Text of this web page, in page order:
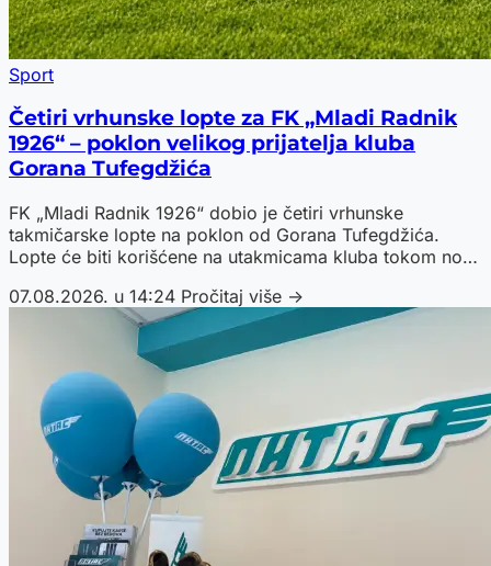
Sport
Četiri vrhunske lopte za FK „Mladi Radnik
1926“ – poklon velikog prijatelja kluba
Gorana Tufegdžića
FK „Mladi Radnik 1926“ dobio je četiri vrhunske
takmičarske lopte na poklon od Gorana Tufegdžića.
Lopte će biti korišćene na utakmicama kluba tokom nove
07.08.2026. u 14:24 Pročitaj više →